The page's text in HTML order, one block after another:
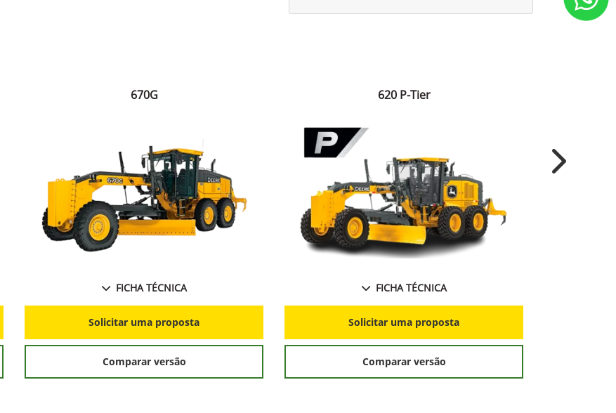
670G
FICHA TÉCNICA
Solicitar uma proposta
Comparar versão
620 P-Tier
FICHA TÉCNICA
Solicitar uma proposta
Comparar versão
Next